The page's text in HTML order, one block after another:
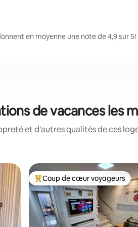
en moyenne une note de 4,9 sur 5!
de vacances les
et d'autres qualités de ces
Coup de cœur voyageurs parmi
Coup de cœur voyageurs